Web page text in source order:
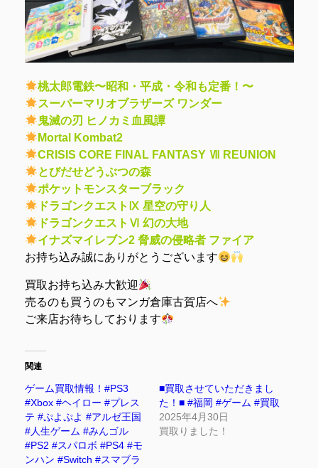
桃太郎電鉄〜昭和・平成・令和も定番！〜
スーパーマリオブラザーズ ワンダー
鬼滅の刃 ヒノカミ血風譚
Mortal Kombat2
CRISIS CORE FINAL FANTASY Ⅶ REUNION
とびだせどうぶつの森
ポケットモンスターブラック
ドラゴンクエストⅨ 星空の守り人
ドラゴンクエストⅥ 幻の大地
イナズマイレブン2 脅威の侵略者 ファイア
お持ち込み誠にありがとうございます
買取お持ち込み大歓迎
売るのも買うのもマンガ倉庫古賀店へ
ご来店お待ちしております
関連
ゲーム買取情報！#PS3
#Xbox #ヘイロー #プレス
テ #ぷよぷよ #アルゼ王国
#人生ゲーム #みんゴル
#PS2 #スパロボ #PS4 #モ
ンハン #Switch #スマブラ
■買取させていただきまし
た！■ #福岡 #ゲーム #買取
2025年4月30日
買取りました！